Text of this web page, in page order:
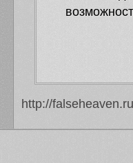
http://